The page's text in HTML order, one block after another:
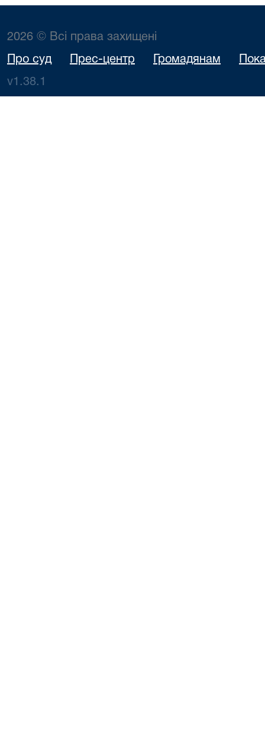
2026 © Всі права захищені
Про суд Прес-центр Громадянам
v1.38.1